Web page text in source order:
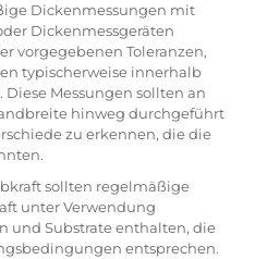
Dickenmessungen mit
Dickenmessgeräten
vorgegebenen Toleranzen,
typischerweise innerhalb
Messungen sollten an
hinweg durchgeführt
zu erkennen, die die
sollten regelmäßige
unter Verwendung
und Substrate enthalten, die
entsprechen.